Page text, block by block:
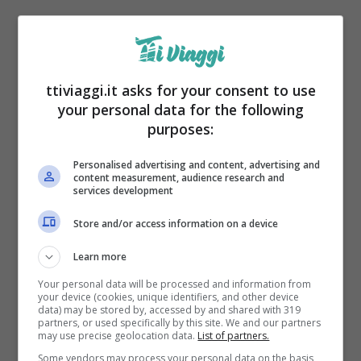
I costi della vita
La richiesta di affitti residenziali in
continua crescitae la persistente carenza
di disponibilità hanno portato ad un aumento
ttiviaggi.it asks for your consent to use
your personal data for the following
purposes:
Personalised advertising and content, advertising and
content measurement, audience research and
services development
Store and/or access information on a device
Learn more
Your personal data will be processed and information from
your device (cookies, unique identifiers, and other device
data) may be stored by, accessed by and shared with 319
partners, or used specifically by this site. We and our partners
may use precise geolocation data. List of partners.
Some vendors may process your personal data on the basis